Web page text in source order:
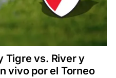
Tigre vs. River y
vivo por el Torneo